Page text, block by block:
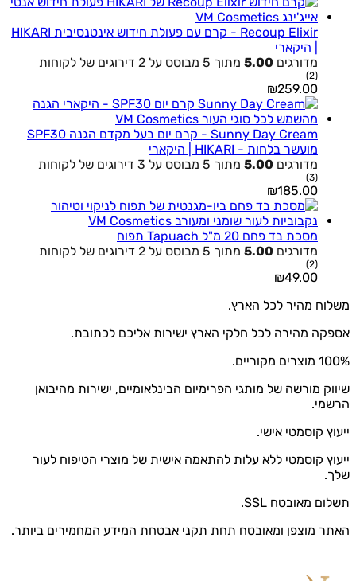
Recoup Elixir - קרם עם פעולת חידוש אינטנסיבית HIKARI
| היקארי
מדורגים 5.00 מתוך 5 מבוסס על 2 דירוגים של לקוחות
(2)
₪259.00
Sunny Day Cream - קרם יום בעל מקדם הגנה SPF30
מועשר בלחות - HIKARI | היקארי
מדורגים 5.00 מתוך 5 מבוסס על 3 דירוגים של לקוחות
(3)
₪185.00
מסכת בד פחם 20 מ"ל Tapuach תפוח
מדורגים 5.00 מתוך 5 מבוסס על 2 דירוגים של לקוחות
(2)
₪49.00
משלוח מהיר לכל הארץ.
אספקה מהירה לכל חלקי הארץ ישירות אליכם לכתובת.
100% מוצרים מקוריים.
שיווק מורשה של מותגי הפרימיום הבינלאומיים, ישירות מהיבואן
הרשמי.
ייעוץ קוסמטי אישי.
ייעוץ קוסמטי ללא עלות להתאמה אישית של מוצרי הטיפוח לעור
שלך.
תשלום מאובטח SSL.
האתר מוצפן ומאובטח תחת תקני אבטחת המידע המחמירים ביותר.